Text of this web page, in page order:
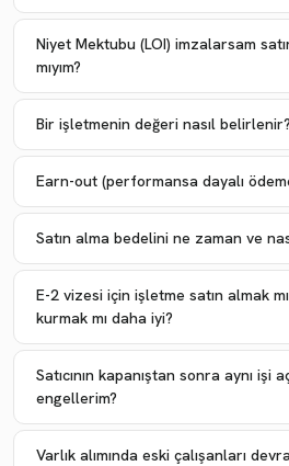
Niyet Mektubu (LOI) imzalarsam
mıyım?
Bir işletmenin değeri nasıl belirlenir?
Earn-out (performansa dayalı
Satın alma bedelini ne zaman ve
E-2 vizesi için işletme satın almak
kurmak mı daha iyi?
Satıcının kapanıştan sonra aynı işi
engellerim?
Varlık alımında eski çalışanları